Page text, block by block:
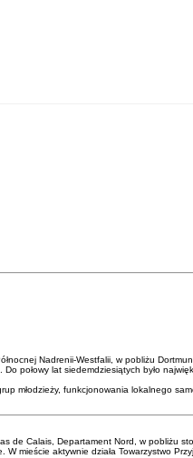
Nadrenii-Westfalii, w pobliżu
połowy lat siedemdziesiątych było
młodzieży, funkcjonowania lokalnego
de Calais, Departament Nord, w pobliżu
mieście aktywnie działa Towarzystwo